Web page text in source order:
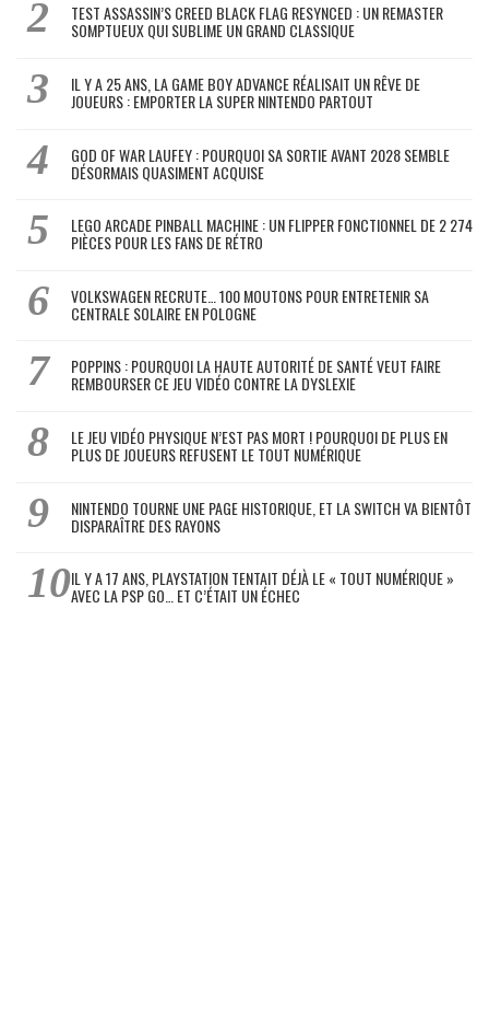
TEST ASSASSIN’S CREED BLACK FLAG RESYNCED : UN REMASTER
SOMPTUEUX QUI SUBLIME UN GRAND CLASSIQUE
IL Y A 25 ANS, LA GAME BOY ADVANCE RÉALISAIT UN RÊVE DE
JOUEURS : EMPORTER LA SUPER NINTENDO PARTOUT
GOD OF WAR LAUFEY : POURQUOI SA SORTIE AVANT 2028 SEMBLE
DÉSORMAIS QUASIMENT ACQUISE
LEGO ARCADE PINBALL MACHINE : UN FLIPPER FONCTIONNEL DE 2 274
PIÈCES POUR LES FANS DE RÉTRO
VOLKSWAGEN RECRUTE… 100 MOUTONS POUR ENTRETENIR SA
CENTRALE SOLAIRE EN POLOGNE
POPPINS : POURQUOI LA HAUTE AUTORITÉ DE SANTÉ VEUT FAIRE
REMBOURSER CE JEU VIDÉO CONTRE LA DYSLEXIE
LE JEU VIDÉO PHYSIQUE N’EST PAS MORT ! POURQUOI DE PLUS EN
PLUS DE JOUEURS REFUSENT LE TOUT NUMÉRIQUE
NINTENDO TOURNE UNE PAGE HISTORIQUE, ET LA SWITCH VA BIENTÔT
DISPARAÎTRE DES RAYONS
IL Y A 17 ANS, PLAYSTATION TENTAIT DÉJÀ LE « TOUT NUMÉRIQUE »
AVEC LA PSP GO… ET C’ÉTAIT UN ÉCHEC